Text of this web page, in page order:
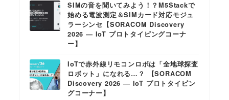
SIMの音を聞いてみよう！？M5Stackで
始める電波測定＆SIMカード対応モジュ
ラーシンセ【SORACOM Discovery
2026 ― IoT プロトタイピングコーナ
ー】
IoTで赤外線リモコンロボは「全地球探査
ロボット」になれる…？ 【SORACOM
Discovery 2026 ― IoT プロトタイピン
グコーナー】